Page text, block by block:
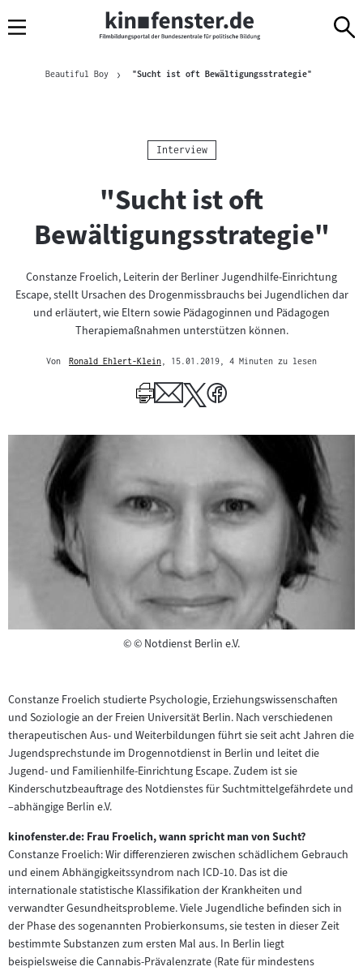
Navigation
zum
zur
Brotkrümelnavigation
Beautiful Boy "Sucht ist oft Bewältigungsstrategie"Aktuelle
Kategorie:
Interview
"Sucht ist oft
Bewältigungsstrategie"
Constanze Froelich, Leiterin der Berliner Jugendhilfe-Einrichtung
Escape, stellt Ursachen des Drogenmissbrauchs bei Jugendlichen dar
und erläutert, wie Eltern sowie Pädagoginnen und Pädagogen
Therapiemaßnahmen unterstützen können.
Von
Ronald Ehlert-Klein
Author
, 15.01.2019 , 4 Minuten zu lesen
©Copyright
© Notdienst Berlin e.V.
Constanze Froelich studierte Psychologie, Erziehungswissenschaften
und Soziologie an der Freien Universität Berlin. Nach verschiedenen
therapeutischen Aus- und Weiterbildungen führt sie seit acht Jahren die
Jugendsprechstunde im Drogennotdienst in Berlin und leitet die
Jugend- und Familienhilfe-Einrichtung Escape. Zudem ist sie
Kinderschutzbeauftrage des Notdienstes für Suchtmittelgefährdete und
–abhängige Berlin e.V.
kinofenster.de: Frau Froelich, wann spricht man von Sucht?
Constanze Froelich: Wir differenzieren zwischen schädlichem Gebrauch
und einem Abhängigkeitssyndrom nach ICD-10. Das ist die
internationale statistische Klassifikation der Krankheiten und
verwandter Gesundheitsprobleme. Viele Jugendliche befinden sich in
der Phase des sogenannten Probierkonsums, sie testen in dieser Zeit
bestimmte Substanzen zum ersten Mal aus. In Berlin liegt
beispielsweise die Cannabis-Prävalenzrate (Rate für mindestens